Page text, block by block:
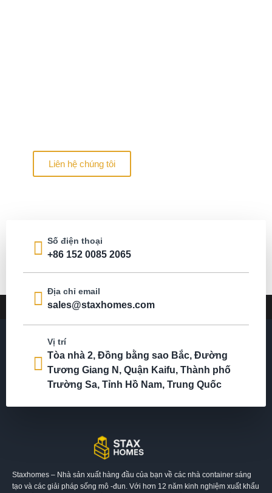
Liên hệ chúng tôi
Số điện thoại
+86 152 0085 2065
Địa chỉ email
sales@staxhomes.com
Vị trí
Tòa nhà 2, Đồng bằng sao Bắc, Đường
Tương Giang N, Quận Kaifu, Thành phố
Trường Sa, Tỉnh Hồ Nam, Trung Quốc
Staxhomes – Nhà sản xuất hàng đầu của bạn về các nhà container sáng
tạo và các giải pháp sống mô -đun. Với hơn 12 năm kinh nghiệm xuất khẩu